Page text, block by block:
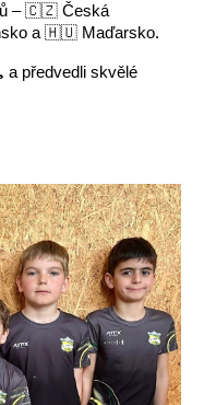
– 🇨🇿 Česká
a 🇭🇺 Maďarsko.
a předvedli skvělé